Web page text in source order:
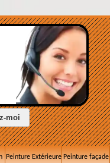
Peinture Extérieure Peinture façade